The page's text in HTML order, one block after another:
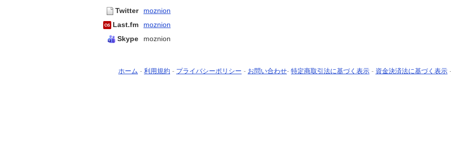
Twitter
moznion
Last.fm
moznion
Skype
moznion
ホーム - 利用規約 - プライバシーポリシー - お問い合わせ- 特定商取引法に基づく表示 - 資金決済法に基づく表示 -